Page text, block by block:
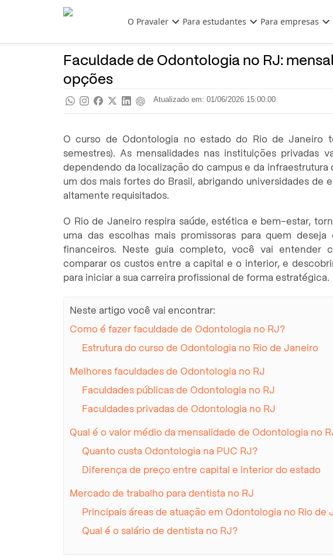
Pular para o conteúdo principal
O Pravaler Para estudantes Para empresas
Faculdade de Odontologia no RJ:
opções
Atualizado em: 01/06/2026 15:00:00
O curso de Odontologia no estado do Rio de Janeiro
semestres). As mensalidades nas instituições privadas
dependendo da localização do campus e da
um dos mais fortes do Brasil, abrigando universidades de
altamente requisitados.
O Rio de Janeiro respira saúde, estética e bem-estar,
uma das escolhas mais promissoras para quem
financeiros. Neste guia completo, você vai entender
comparar os custos entre a capital e o interior, e
para iniciar a sua carreira profissional de forma estratégica.
Neste artigo você vai encontrar:
Como é fazer faculdade de Odontologia no RJ?
Estrutura do curso de Odontologia no Rio de Janeiro
Melhores faculdades de Odontologia no RJ
Faculdades públicas de Odontologia no RJ
Faculdades privadas de Odontologia no RJ
Qual é o valor médio da mensalidade de Odontologia no
Quanto custa Odontologia na PUC RJ?
Diferença de preço entre capital e interior do estado
Mercado de trabalho para dentista no RJ
Principais áreas de atuação em Odontologia no Rio de
Qual é o salário de dentista no RJ?